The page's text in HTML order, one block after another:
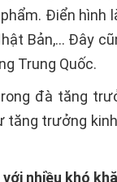
Điển hình
Bản,… Đây
Trung Quốc.
đà tăng
tăng trưởng
nhiều khó